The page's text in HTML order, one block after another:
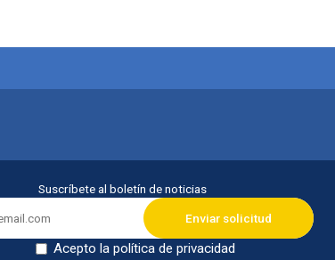
Suscríbete al boletín de noticias
Acepto la política de privacidad